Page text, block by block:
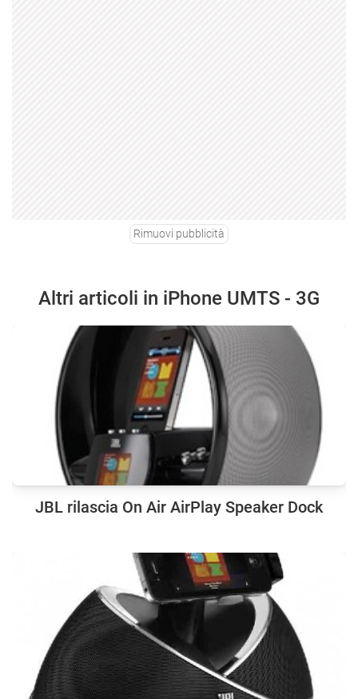
Rimuovi pubblicità
Altri articoli in iPhone UMTS - 3G
JBL rilascia On Air AirPlay Speaker Dock